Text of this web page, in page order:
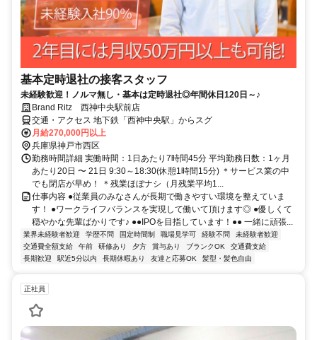
基本定時退社の接客スタッフ
未経験歓迎！ノルマ無し・基本は定時退社◎年間休日120日～♪
Brand Ritz 西神中央駅前店
交通・アクセス 地下鉄「西神中央駅」からスグ
月給270,000円以上
兵庫県神戸市西区
勤務時間詳細 実働時間：1日あたり7時間45分 平均勤務日数：1ヶ月
あたり20日 〜 21日 9:30～18:30(休憩1時間15分) ＊サービス業の中
でも閉店が早め！ ＊残業ほぼナシ（月残業平均1...
仕事内容 ●従業員のみなさんが長期で働きやすい環境を整えていま
す！ ●ワークライフバランスを実現して働いて頂けます◎ ●優しくて
穏やかな先輩ばかりです♪ ●●IPOを目指しています！●● 一緒に頑張...
業界未経験者歓迎 学歴不問 固定時間制 職場見学可 経験不問
未経験者歓迎
交通費全額支給
午前 研修あり 夕方 賞与あり ブランクOK
交通費支給
長期歓迎
駅近5分以内 長期休暇あり 友達と応募OK 髪型・髪色自由
正社員